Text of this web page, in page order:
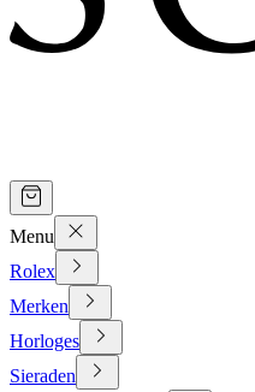
Menu
Rolex
Merken
Horloges
Sieraden